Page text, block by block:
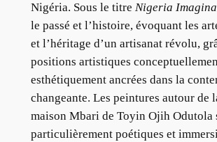
Nigéria. Sous le titre Nigeria
le passé et l’histoire, évoquant les
et l’héritage d’un artisanat révolu,
positions artistiques
esthétiquement ancrées dans la
changeante. Les peintures autour de
maison Mbari de Toyin Ojih Odutola
particulièrement poétiques et